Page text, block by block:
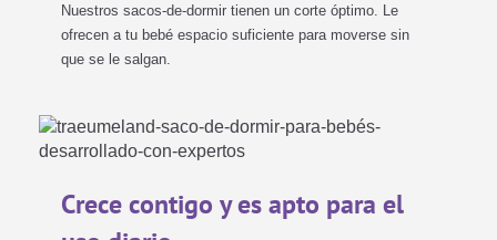
Nuestros sacos-de-dormir tienen un corte óptimo. Le
ofrecen a tu bebé espacio suficiente para moverse sin
que se le salgan.
Crece contigo y es apto para el